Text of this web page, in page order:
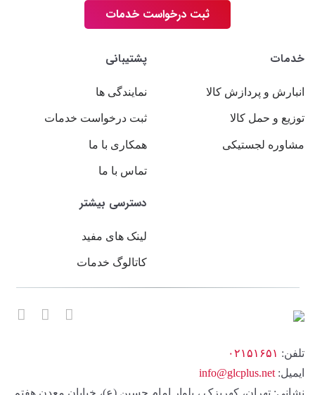
ثبت درخواست خدمات
خدمات
انبارش و پردازش کالا
توزیع و حمل کالا
مشاوره لجستیکی
پشتیبانی
نمایندگی ها
ثبت درخواست خدمات
همکاری با ما
تماس با ما
دسترسی بیشتر
لینک های مفید
کاتالوگ خدمات
تلفن: ۰۲۱۵۱۶۵۱
ایمیل: info@glcplus.net